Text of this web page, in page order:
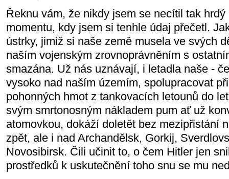
Řeknu vám, že nikdy jsem se necítil tak
momentu, kdy jsem si tenhle údaj přečetl.
ústrky, jimiž si naše země musela ve svých
naším vojenským zrovnoprávněním s
smazána. Už nás uznávají, i letadla naše -
vysoko nad naším územím, spolupracovat
pohonných hmot z tankovacích letounů do
svým smrtonosným nákladem pum ať už
atomovkou, dokáží doletět bez mezipřistání
zpět, ale i nad Archandělsk, Gorkij,
Novosibirsk. Čili učinit to, o čem Hitler jen
prostředků k uskutečnění toho snu se mu